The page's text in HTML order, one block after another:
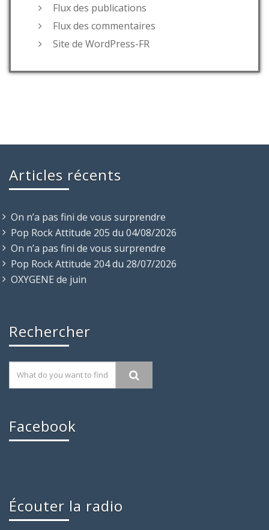
Flux des publications
Flux des commentaires
Site de WordPress-FR
Articles récents
On n’a pas fini de vous surprendre
Pop Rock Attitude 205 du 04/08/2026
On n’a pas fini de vous surprendre
Pop Rock Attitude 204 du 28/07/2026
OXYGENE de juin
Rechercher
Facebook
Écouter la radio